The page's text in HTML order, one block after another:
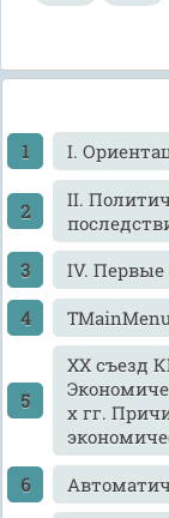
I.
II.
IV.
XX съезд
х гг.